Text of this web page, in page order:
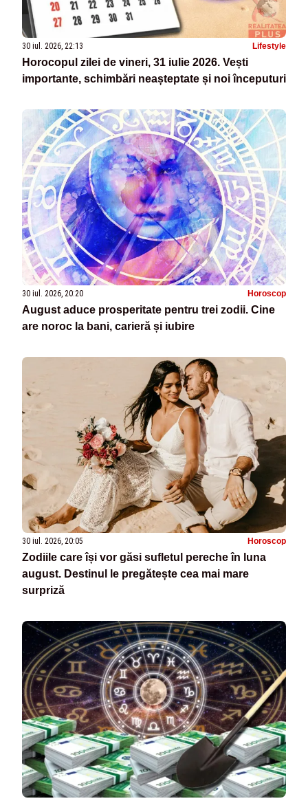
30 iul. 2026, 22:13 Lifestyle
Horocopul zilei de vineri, 31 iulie 2026. Vești
importante, schimbări neașteptate și noi începuturi
30 iul. 2026, 20:20 Horoscop
August aduce prosperitate pentru trei zodii. Cine
are noroc la bani, carieră și iubire
30 iul. 2026, 20:05 Horoscop
Zodiile care își vor găsi sufletul pereche în luna
august. Destinul le pregătește cea mai mare
surpriză